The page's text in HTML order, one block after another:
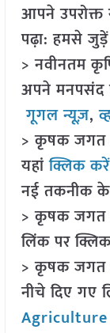
आपने
पढ़ा: हमसे जुड़ें
> नवीनतम
अपने मनपसंद
गूगल न्यूज़,
> कृषक जगत
यहांक्लिक करें
नई तकनीक के
> कृषक जगत
लिंक पर
> कृषक जगत
नीचे दिए गए
Agriculture